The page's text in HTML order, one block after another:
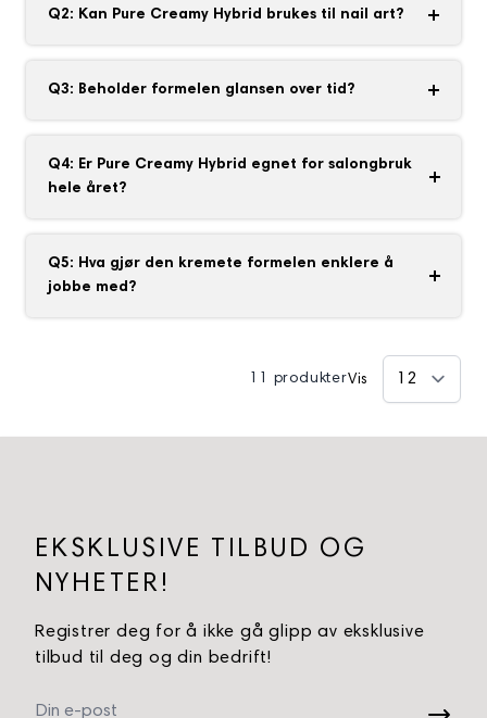
tynne lag. Lysere eller mer transparente farger
resultat.
Q2: Kan Pure Creamy Hybrid brukes til nail art?
Ja. Den kremete konsistensen og den rike
pigmenteringen gjør den ideell til detaljerte
dekorative detaljer.
Q3: Beholder formelen glansen over tid?
Ja. Når den avsluttes med en kompatibel topplakk,
beholder manikyren sin høye glans og intense
farge gjennom hele brukstiden.
Q4: Er Pure Creamy Hybrid egnet for salongbruk
hele året?
Ja. Kolleksjonen inneholder et bredt utvalg av
nyanser – fra klassiske hverdagsfarger til dristige
sesongfarger – og passer derfor til alle årstider
Q5: Hva gjør den kremete formelen enklere å
jobbe med?
fordeler seg jevnt over negleoverflaten, reduserer
striper og gir bedre kontroll under påføringen for
11 produkterVis
EKSKLUSIVE TILBUD OG
NYHETER!
Registrer deg for å ikke gå glipp av eksklusive
tilbud til deg og din bedrift!